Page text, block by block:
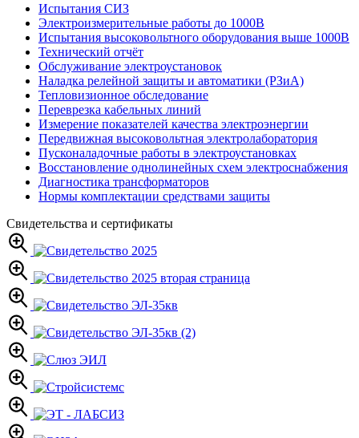
Испытания СИЗ
Электроизмерительные работы до 1000В
Испытания высоковольтного оборудования выше 1000В
Технический отчёт
Обслуживание электроустановок
Наладка релейной защиты и автоматики (РЗиА)
Тепловизионное обследование
Переврезка кабельных линий
Измерение показателей качества электроэнергии
Передвижная высоковольтная электролаборатория
Пусконаладочные работы в электроустановках
Восстановление однолинейных схем электроснабжения
Диагностика трансформаторов
Нормы комплектации средствами защиты
Свидетельства и сертификаты